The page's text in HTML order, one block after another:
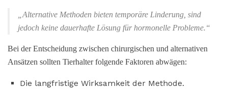
„Alternative Methoden bieten temporäre Linderung, sind
jedoch keine dauerhafte Lösung für hormonelle Probleme.“
Bei der Entscheidung zwischen chirurgischen und alternativen
Ansätzen sollten Tierhalter folgende Faktoren abwägen:
Die langfristige Wirksamkeit der Methode.